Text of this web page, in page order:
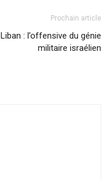
Prochain article
Liban : l’offensive du génie
militaire israélien